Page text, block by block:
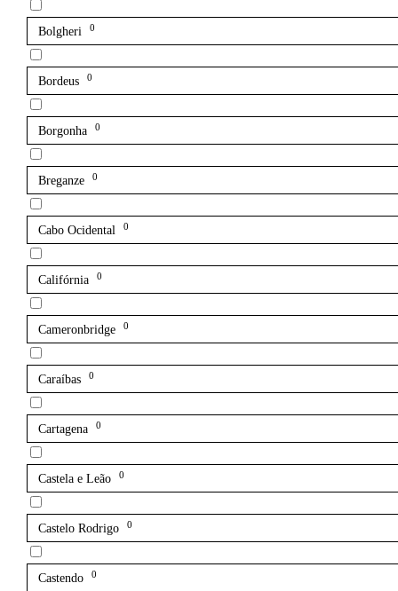
Bolgheri 0
Bordeus 0
Borgonha 0
Breganze 0
Cabo Ocidental 0
Califórnia 0
Cameronbridge 0
Caraíbas 0
Cartagena 0
Castela e Leão 0
Castelo Rodrigo 0
Castendo 0